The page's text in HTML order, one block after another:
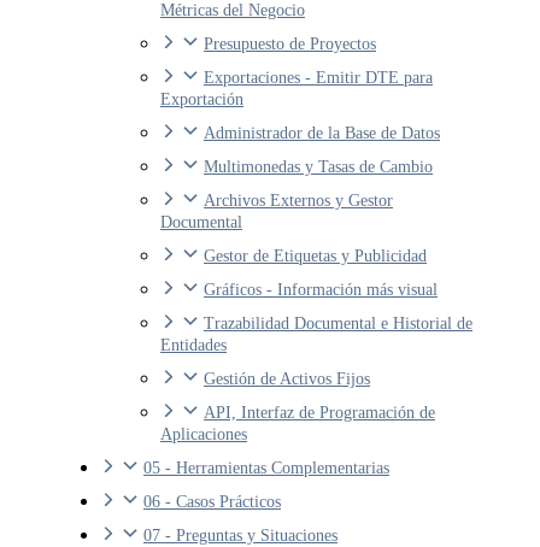
Métricas del Negocio
Presupuesto de Proyectos
Exportaciones - Emitir DTE para
Exportación
Administrador de la Base de Datos
Multimonedas y Tasas de Cambio
Archivos Externos y Gestor
Documental
Gestor de Etiquetas y Publicidad
Gráficos - Información más visual
Trazabilidad Documental e Historial de
Entidades
Gestión de Activos Fijos
API, Interfaz de Programación de
Aplicaciones
05 - Herramientas Complementarias
06 - Casos Prácticos
07 - Preguntas y Situaciones